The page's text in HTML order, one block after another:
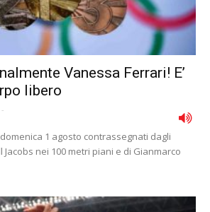
Vanessa Ferrari! E’
libero
-
1 agosto contrassegnati dagli
nei 100 metri piani e di Gianmarco